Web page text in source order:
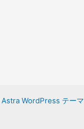
Astra WordPress テーマ